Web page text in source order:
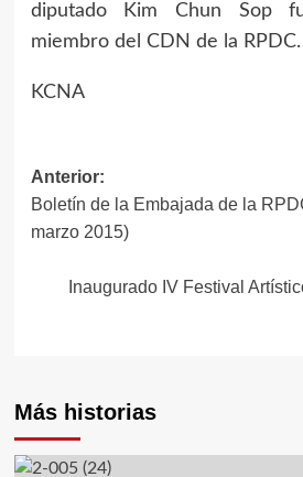
diputado Kim Chun Sop
miembro del CDN de la RPDC.
KCNA
Navegación
de
entradas
Anterior:
Boletín de la Embajada de la
marzo 2015)
Inaugurado IV Festival
Más historias